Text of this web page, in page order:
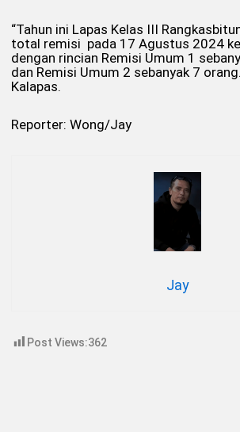
“Tahun ini Lapas Kelas III
total remisi pada 17 Agustus 2024
dengan rincian Remisi Umum 1
dan Remisi Umum 2 sebanyak 7
Kalapas.
Reporter: Wong/Jay
Jay
Post Views:362